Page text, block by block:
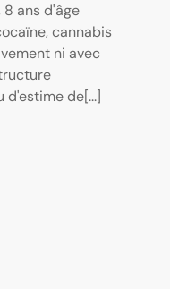
8 ans d'âge
cannabis
ni avec
d'estime de[...]